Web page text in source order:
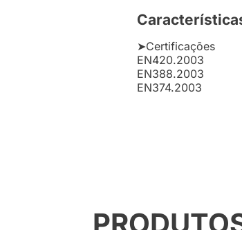
➤Certificações
EN420.2003
EN388.2003
EN374.2003